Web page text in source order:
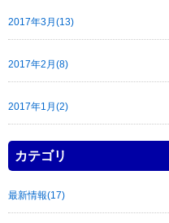
2017年3月(13)
2017年2月(8)
2017年1月(2)
カテゴリ
最新情報(17)